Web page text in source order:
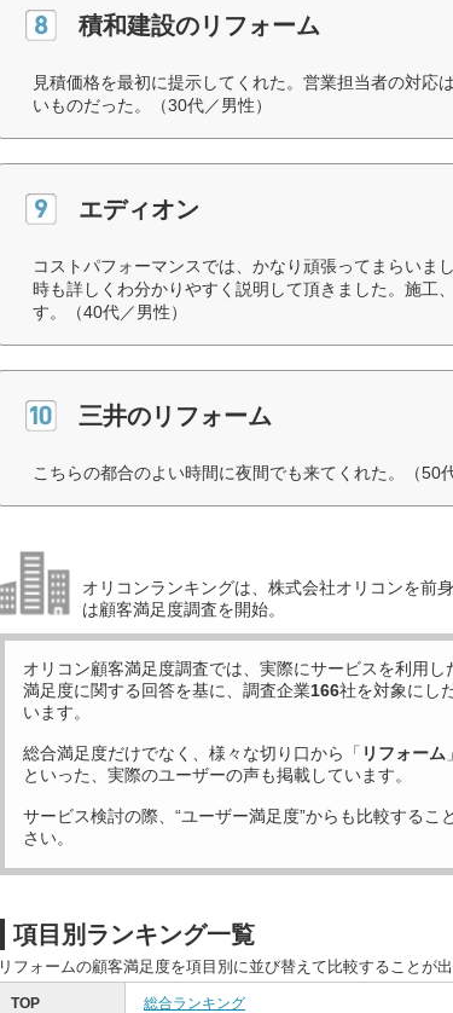
積和建設のリフォーム
見積価格を最初に提示してくれた。営業担当者の対応
いものだった。（30代／男性）
エディオン
コストパフォーマンスでは、かなり頑張ってまらいま
時も詳しくわ分かりやすく説明して頂きました。施工
す。（40代／男性）
三井のリフォーム
こちらの都合のよい時間に夜間でも来てくれた。（50
オリコンランキングは、株式会社オリコンを前
は顧客満足度調査を開始。
オリコン顧客満足度調査では、実際にサービスを利用し
満足度に関する回答を基に、調査企業166社を対象にし
います。
総合満足度だけでなく、様々な切り口から「 リフォーム
といった、実際のユーザーの声も掲載しています。
サービス検討の際、“ユーザー満足度”からも比較するこ
さい。
項目別ランキング一覧
リフォームの顧客満足度を項目別に並び替えて比較することが出
TOP 総合ランキング